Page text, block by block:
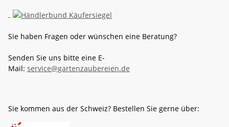
Sie haben Fragen oder wünschen eine Beratung?
Senden Sie uns bitte eine E-
Mail: service@gartenzaubereien.de
Sie kommen aus der Schweiz? Bestellen Sie gerne über: